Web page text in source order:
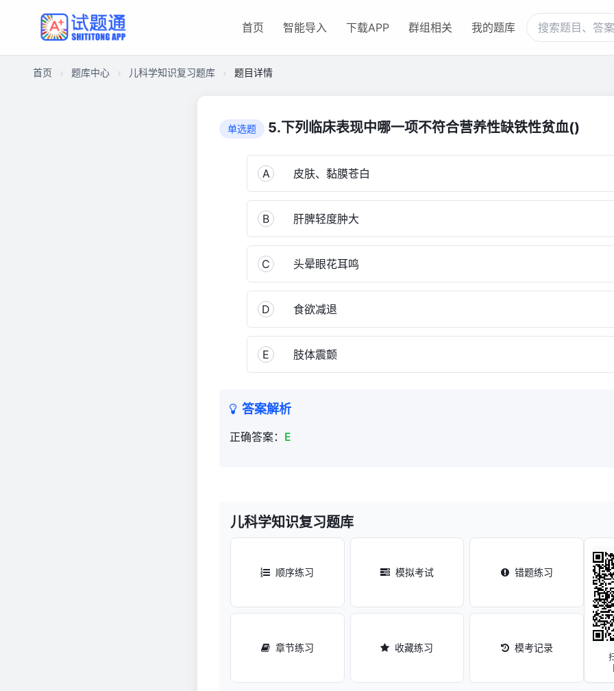
首页 智能导入 下载APP 群组相关 我的题库
首页 题库中心 儿科学知识复习题库 题目详情
单选题 5.下列临床表现中哪一项不符合营养性缺铁性贫血()
A 皮肤、黏膜苍白
B 肝脾轻度肿大
C 头晕眼花耳鸣
D 食欲减退
E 肢体震颤
答案解析
正确答案： E
儿科学知识复习题库
顺序练习 模拟考试 错题练习
章节练习 收藏练习 模考记录